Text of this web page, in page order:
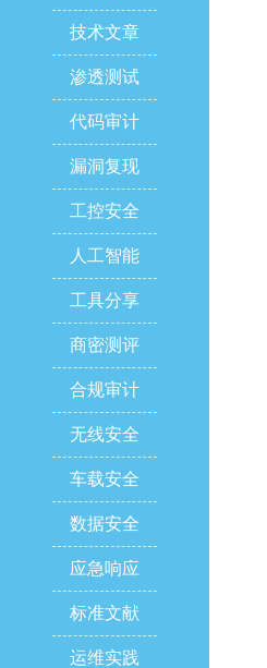
技术文章
渗透测试
代码审计
漏洞复现
工控安全
人工智能
工具分享
商密测评
合规审计
无线安全
车载安全
数据安全
应急响应
标准文献
运维实践